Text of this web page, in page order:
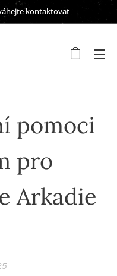
kontaktovat
pomoci
pro
Arkadie